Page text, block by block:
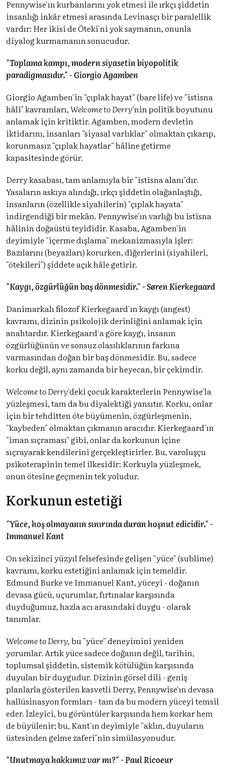
Pennywise'ın kurbanlarını yok etmesi ile ırkçı şiddetin
insanlığı inkâr etmesi arasında Levinasçı bir paralellik
vardır: Her ikisi de Öteki'ni yok saymanın, onunla
diyalog kurmamanın sonucudur.
"Toplama kampı, modern siyasetin biyopolitik
paradigmasıdır." - Giorgio Agamben
Giorgio Agamben'in "çıplak hayat" (bare life) ve "istisna
hâli" kavramları,Welcome to Derry'nin politik boyutunu
anlamak için kritiktir. Agamben, modern devletin
iktidarını, insanları "siyasal varlıklar" olmaktan çıkarıp,
korunmasız "çıplak hayatlar" hâline getirme
kapasitesinde görür.
Derry kasabası, tam anlamıyla bir "istisna alanı"dır.
Yasaların askıya alındığı, ırkçı şiddetin olağanlaştığı,
insanların (özellikle siyahilerin) "çıplak hayata"
indirgendiği bir mekân. Pennywise'ın varlığı bu istisna
hâlinin doğaüstü teyididir. Kasaba, Agamben'in
deyimiyle "içerme dışlama" mekanizmasıyla işler:
Bazılarını (beyazları) korurken, diğerlerini (siyahileri,
"ötekileri") şiddete açık hâle getirir.
"Kaygı, özgürlüğün baş dönmesidir." - Søren Kierkegaard
Danimarkalı filozof Kierkegaard'ın kaygı (angest)
kavramı, dizinin psikolojik derinliğini anlamak için
anahtardır. Kierkegaard'a göre kaygı, insanın
özgürlüğünün ve sonsuz olasılıklarının farkına
varmasından doğan bir baş dönmesidir. Bu, sadece
korku değil, aynı zamanda bir heyecan, bir çekimdir.
Welcome to Derry'deki çocuk karakterlerin Pennywise'la
yüzleşmesi, tam da bu diyalektiği yansıtır. Korku, onlar
için bir tehditten öte büyümenin, özgürleşmenin,
"kaybeden" olmaktan çıkmanın aracıdır. Kierkegaard'ın
"iman sıçraması" gibi, onlar da korkunun içine
sıçrayarak kendilerini gerçekleştirirler. Bu, varoluşçu
psikoterapinin temel ilkesidir: Korkuyla yüzleşmek,
onun ötesine geçmenin tek yoludur.
Korkunun estetiği
"Yüce, hoş olmayanın sınırında duran hoşnut edicidir." -
Immanuel Kant
On sekizinci yüzyıl felsefesinde gelişen "yüce" (sublime)
kavramı, korku estetiğini anlamak için temeldir.
Edmund Burke ve Immanuel Kant, yüceyi - doğanın
devasa gücü, uçurumlar, fırtınalar karşısında
duyduğumuz, hazla acı arasındaki duygu - olarak
tanımlar.
Welcome to Derry, bu "yüce" deneyimini yeniden
yorumlar. Artık yüce sadece doğanın değil, tarihin,
toplumsal şiddetin, sistemik kötülüğün karşısında
duyulan bir duygudur. Dizinin görsel dili - geniş
planlarla gösterilen kasvetli Derry, Pennywise'ın devasa
hallüsinasyon formları - tam da bu modern yüceyi temsil
eder. İzleyici, bu görüntüler karşısında hem korkar hem
de büyülenir; bu, Kant'ın deyimiyle "aklın, duyuların
üstesinden gelme zaferi"nin simülasyonudur.
"Unutmaya hakkımız var mı?" - Paul Ricoeur